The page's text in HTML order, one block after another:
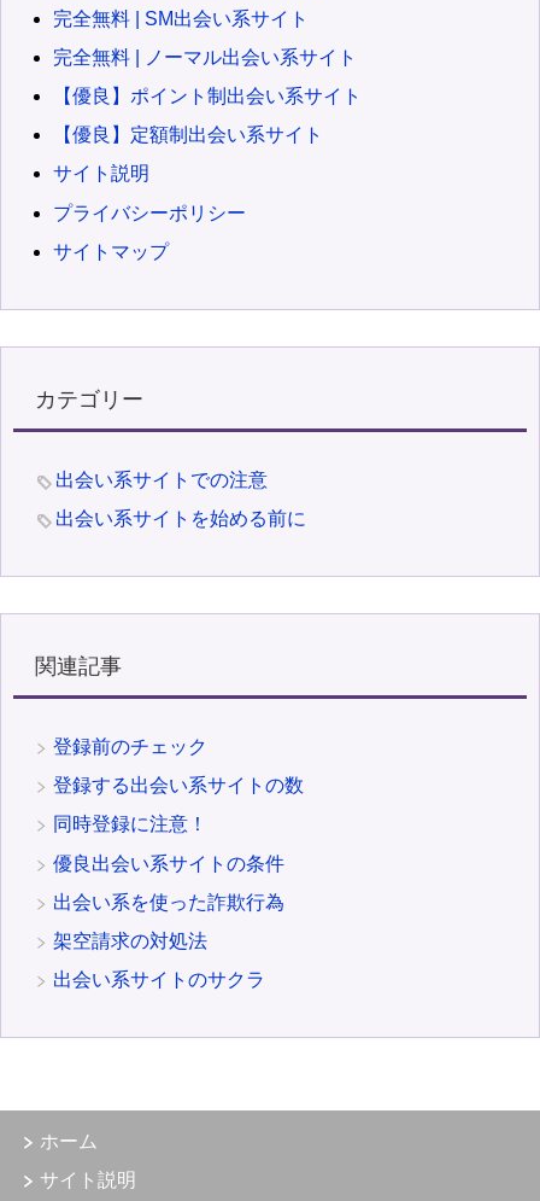
完全無料 | SM出会い系サイト
完全無料 | ノーマル出会い系サイト
【優良】ポイント制出会い系サイト
【優良】定額制出会い系サイト
サイト説明
プライバシーポリシー
サイトマップ
カテゴリー
出会い系サイトでの注意
出会い系サイトを始める前に
関連記事
登録前のチェック
登録する出会い系サイトの数
同時登録に注意！
優良出会い系サイトの条件
出会い系を使った詐欺行為
架空請求の対処法
出会い系サイトのサクラ
ホーム
サイト説明